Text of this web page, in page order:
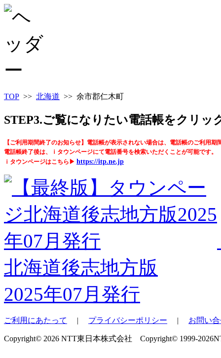
TOP >> 北海道 >> 余市郡仁木町
STEP3.ご覧になりたい電話帳をクリッ
【ご利用期間終了のお知らせ】電話帳が表示されない場合は、電話帳のご利用期
電話帳終了後は、ｉタウンページにて電話番号を検索いただくことが可能です。
ｉタウンページはこちら▶ https://itp.ne.jp
北海道後志地方版
2025年07月発行
ご利用にあたって | プライバシーポリシー | お問い
Copyright© 2026 NTT東日本株式会社 Copyright© 1999-